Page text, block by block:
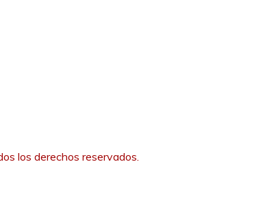
los derechos reservados.